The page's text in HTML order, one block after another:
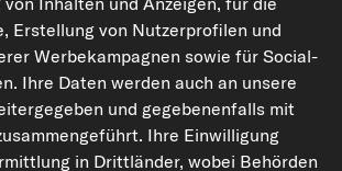
insbesondere die gesamte Datenbank, dürfen
Die Vervielfältigung und Verbreitung der Daten und
Einwilligung von TecAlliance und/oder die
Aktivitäten ist streng verboten. Jegliche
Inhalten stellt eine Verletzung des Urheberrechts
Erstellung von Nutzerprofilen und
Werbekampagnen sowie für Social-
Ihre Daten werden auch an unsere
und gegebenenfalls mit
Ihre Einwilligung
in Drittländer, wobei Behörden